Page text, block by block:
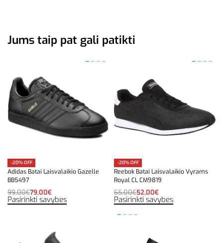
Jums taip pat gali patikti
-20% OFF
Adidas Batai Laisvalaikio Gazelle
BB5497
99,00€79,00€
Pasirinkti savybes
-20% OFF
Reebok Batai Laisvalaikio Vyrams
Royal CL CM9819
65,00€52,00€
Pasirinkti savybes